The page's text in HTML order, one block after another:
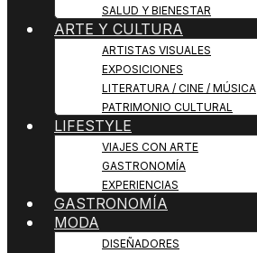
SALUD Y BIENESTAR
ARTE Y CULTURA
ARTISTAS VISUALES
EXPOSICIONES
LITERATURA / CINE / MÚSICA
PATRIMONIO CULTURAL
LIFESTYLE
VIAJES CON ARTE
GASTRONOMÍA
EXPERIENCIAS
GASTRONOMÍA
MODA
DISEÑADORES